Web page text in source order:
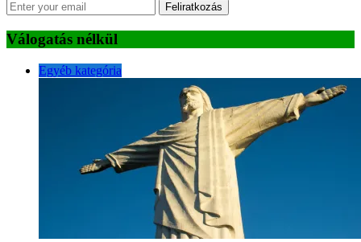
Feliratkozás
Válogatás nélkül
Egyéb kategória